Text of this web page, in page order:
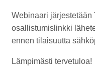
Webinaari järjestetään
osallistumislinkki
ennen tilaisuutta
Lämpimästi tervetuloa!